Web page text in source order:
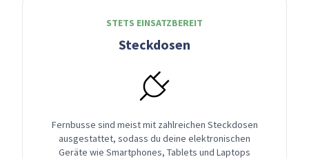
STETS EINSATZBEREIT
Steckdosen
Fernbusse sind meist mit zahlreichen Steckdosen
ausgestattet, sodass du deine elektronischen
Geräte wie Smartphones, Tablets und Laptops